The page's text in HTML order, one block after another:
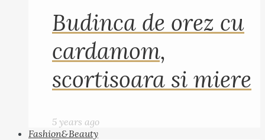
Budinca de orez cu
cardamom,
scortisoara si miere
5 years ago
Fashion&Beauty